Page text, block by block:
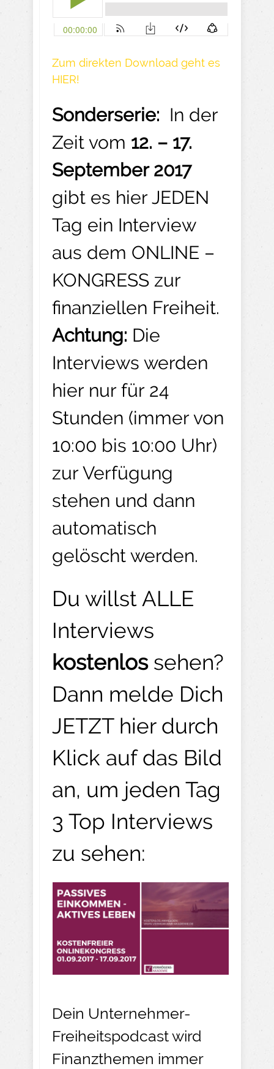
Zum direkten Download geht es
HIER!
Sonderserie: In der
Zeit vom 12. – 17.
September 2017
gibt es hier JEDEN
Tag ein Interview
aus dem ONLINE –
KONGRESS zur
finanziellen Freiheit.
Achtung: Die
Interviews werden
hier nur für 24
Stunden (immer von
10:00 bis 10:00 Uhr)
zur Verfügung
stehen und dann
automatisch
gelöscht werden.
Du willst ALLE
Interviews
kostenlossehen?
Dann melde Dich
JETZT hier durch
Klick auf das Bild
an, um jeden Tag
3 Top Interviews
zu sehen:
Dein Unternehmer-
Freiheitspodcast wird
Finanzthemen immer